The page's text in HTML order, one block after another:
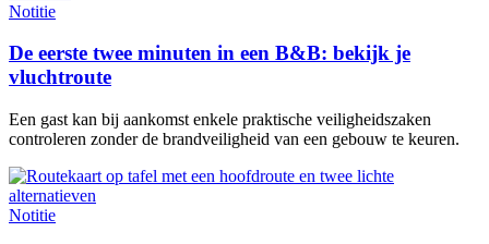
Notitie
De eerste twee minuten in een B&B: bekijk je
vluchtroute
Een gast kan bij aankomst enkele praktische veiligheidszaken
controleren zonder de brandveiligheid van een gebouw te keuren.
Notitie